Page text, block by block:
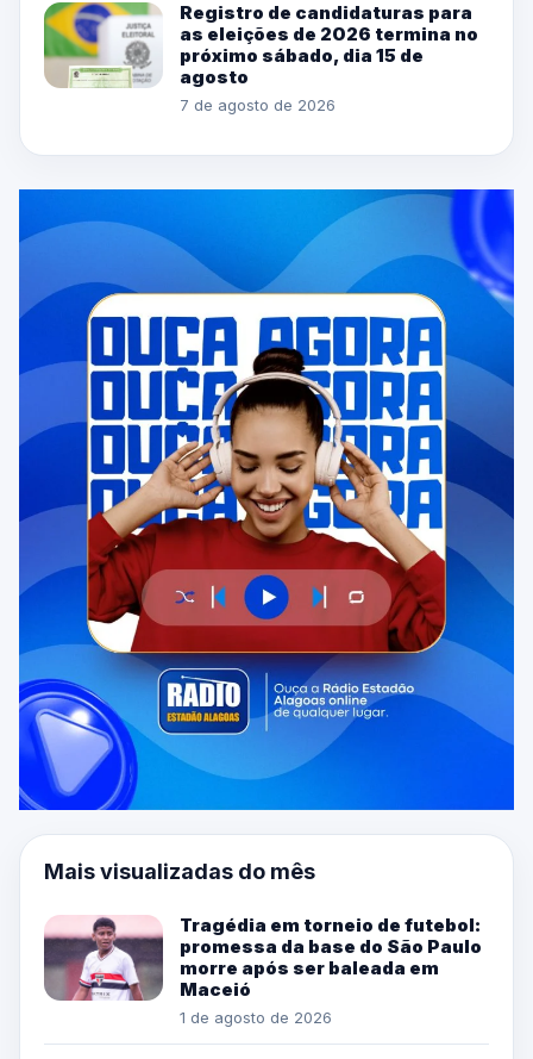
Registro de candidaturas para
as eleições de 2026 termina no
próximo sábado, dia 15 de
agosto
7 de agosto de 2026
Mais visualizadas do mês
Tragédia em torneio de futebol:
promessa da base do São Paulo
morre após ser baleada em
Maceió
1 de agosto de 2026